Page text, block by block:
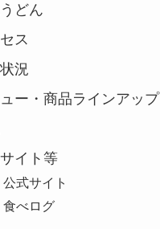
どん
ス
況
ー・商品ラインアップ
イト等
公式サイト
食べログ